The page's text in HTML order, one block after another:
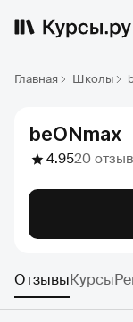
Главная Школы
beONmax
4.9520
ОтзывыКурсы